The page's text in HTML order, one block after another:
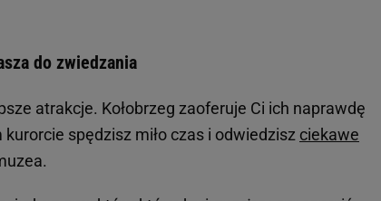
do zwiedzania
atrakcje. Kołobrzeg zaoferuje Ci ich naprawdę
spędzisz miło czas i odwiedzisz ciekawe